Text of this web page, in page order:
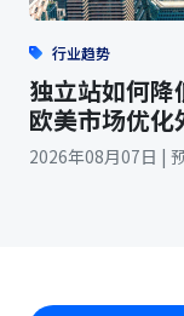
行业趋势
独立站如何
欧美市场优
2026年08月07日 |